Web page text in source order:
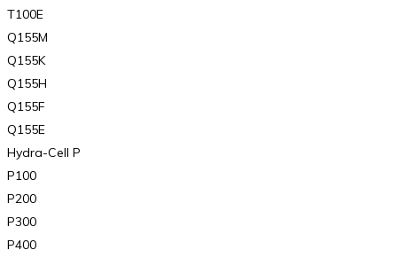
T100E
Q155M
Q155K
Q155H
Q155F
Q155E
Hydra-Cell P
P100
P200
P300
P400